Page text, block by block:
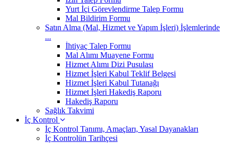
Yurt İçi Görevlendirme Talep Formu
Mal Bildirim Formu
Satın Alma (Mal, Hizmet ve Yapım İşleri) İşlemlerinde
...
İhtiyaç Talep Formu
Mal Alımı Muayene Formu
Hizmet Alımı Dizi Pusulası
Hizmet İşleri Kabul Teklif Belgesi
Hizmet İşleri Kabul Tutanağı
Hizmet İşleri Hakediş Raporu
Hakediş Raporu
Sağlık Takvimi
İç Kontrol
İç Kontrol Tanımı, Amaçları, Yasal Dayanakları
İç Kontrolün Tarihçesi